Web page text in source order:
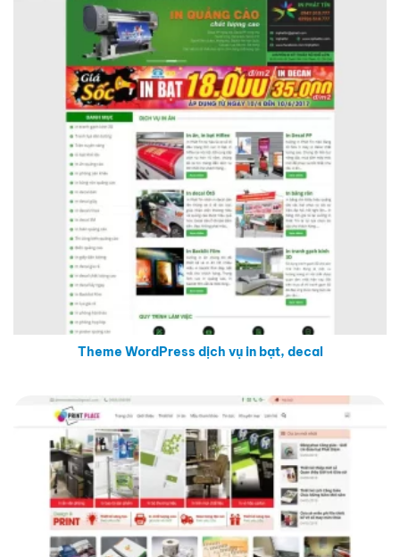
Theme WordPress dịch vụ in bạt, decal